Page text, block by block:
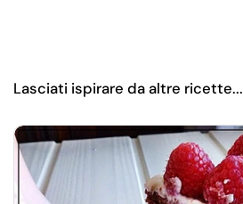
Lasciati ispirare da altre ricette...